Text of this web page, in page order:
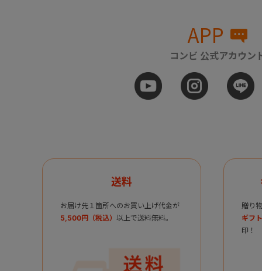
APP
コンビ 公式アカウン
送料
お届け先１箇所へのお買い上げ代金が
5,500円（税込） 以上で送料無料。
贈り
ギフ
印！